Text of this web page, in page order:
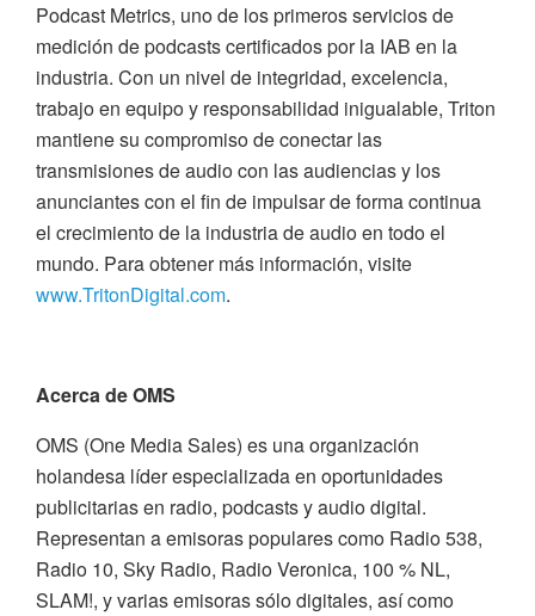
Podcast Metrics, uno de los primeros servicios de
medición de podcasts certificados por la IAB en la
industria. Con un nivel de integridad, excelencia,
trabajo en equipo y responsabilidad inigualable, Triton
mantiene su compromiso de conectar las
transmisiones de audio con las audiencias y los
anunciantes con el fin de impulsar de forma continua
el crecimiento de la industria de audio en todo el
mundo. Para obtener más información, visite
www.TritonDigital.com.
Acerca de OMS
OMS (One Media Sales) es una organización
holandesa líder especializada en oportunidades
publicitarias en radio, podcasts y audio digital.
Representan a emisoras populares como Radio 538,
Radio 10, Sky Radio, Radio Veronica, 100 % NL,
SLAM!, y varias emisoras sólo digitales, así como